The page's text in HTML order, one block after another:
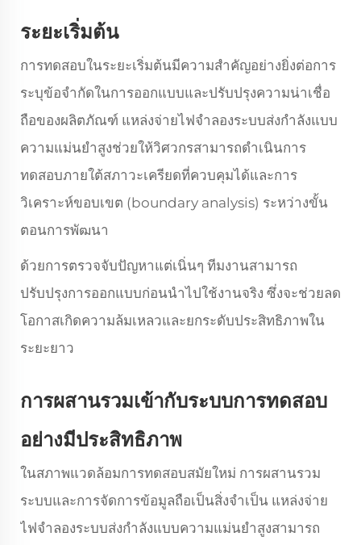
ระยะเริ่มต้น
การทดสอบในระยะเริ่มต้นมีความสำคัญอย่างยิ่งต่อการ
ระบุข้อจำกัดในการออกแบบและปรับปรุงความน่าเชื่อ
ถือของผลิตภัณฑ์ แหล่งจ่ายไฟจำลองระบบส่งกำลังแบบ
ความแม่นยำสูงช่วยให้วิศวกรสามารถดำเนินการ
ทดสอบภายใต้สภาวะเครียดที่ควบคุมได้และการ
วิเคราะห์ขอบเขต (boundary analysis) ระหว่างขั้น
ตอนการพัฒนา
ด้วยการตรวจจับปัญหาแต่เนิ่นๆ ทีมงานสามารถ
ปรับปรุงการออกแบบก่อนนำไปใช้งานจริง ซึ่งจะช่วยลด
โอกาสเกิดความล้มเหลวและยกระดับประสิทธิภาพใน
ระยะยาว
การผสานรวมเข้ากับระบบการทดสอบ
อย่างมีประสิทธิภาพ
ในสภาพแวดล้อมการทดสอบสมัยใหม่ การผสานรวม
ระบบและการจัดการข้อมูลถือเป็นสิ่งจำเป็น แหล่งจ่าย
ไฟจำลองระบบส่งกำลังแบบความแม่นยำสูงสามารถ